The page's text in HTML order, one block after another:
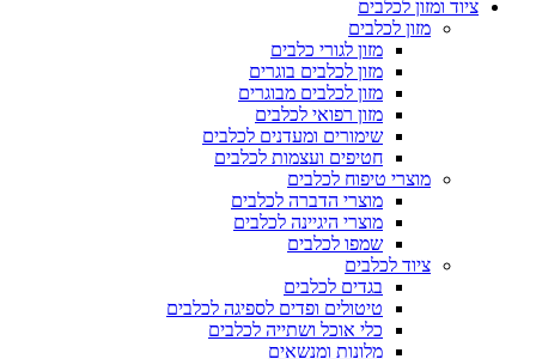
ציוד ומזון לכלבים
מזון לכלבים
מזון לגורי כלבים
מזון לכלבים בוגרים
מזון לכלבים מבוגרים
מזון רפואי לכלבים
שימורים ומעדנים לכלבים
חטיפים ועצמות לכלבים
מוצרי טיפוח לכלבים
מוצרי הדברה לכלבים
מוצרי היגיינה לכלבים
שמפו לכלבים
ציוד לכלבים
בגדים לכלבים
טיטולים ופדים לספיגה לכלבים
כלי אוכל ושתייה לכלבים
מלונות ומנשאים